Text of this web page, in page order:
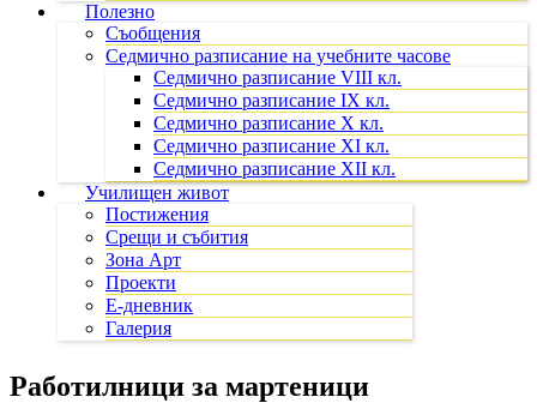
Полезно
Съобщения
Седмично разписание на учебните часове
Седмично разписание VIII кл.
Седмично разписание IX кл.
Седмично разписание X кл.
Седмично разписание XI кл.
Седмично разписание XII кл.
Училищен живот
Постижения
Срещи и събития
Зона Арт
Проекти
Е-дневник
Галерия
Работилници за мартеници